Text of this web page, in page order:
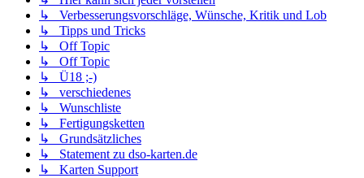
↳ Verbesserungsvorschläge, Wünsche, Kritik und Lob
↳ Tipps und Tricks
↳ Off Topic
↳ Off Topic
↳ Ü18 ;-)
↳ verschiedenes
↳ Wunschliste
↳ Fertigungsketten
↳ Grundsätzliches
↳ Statement zu dso-karten.de
↳ Karten Support